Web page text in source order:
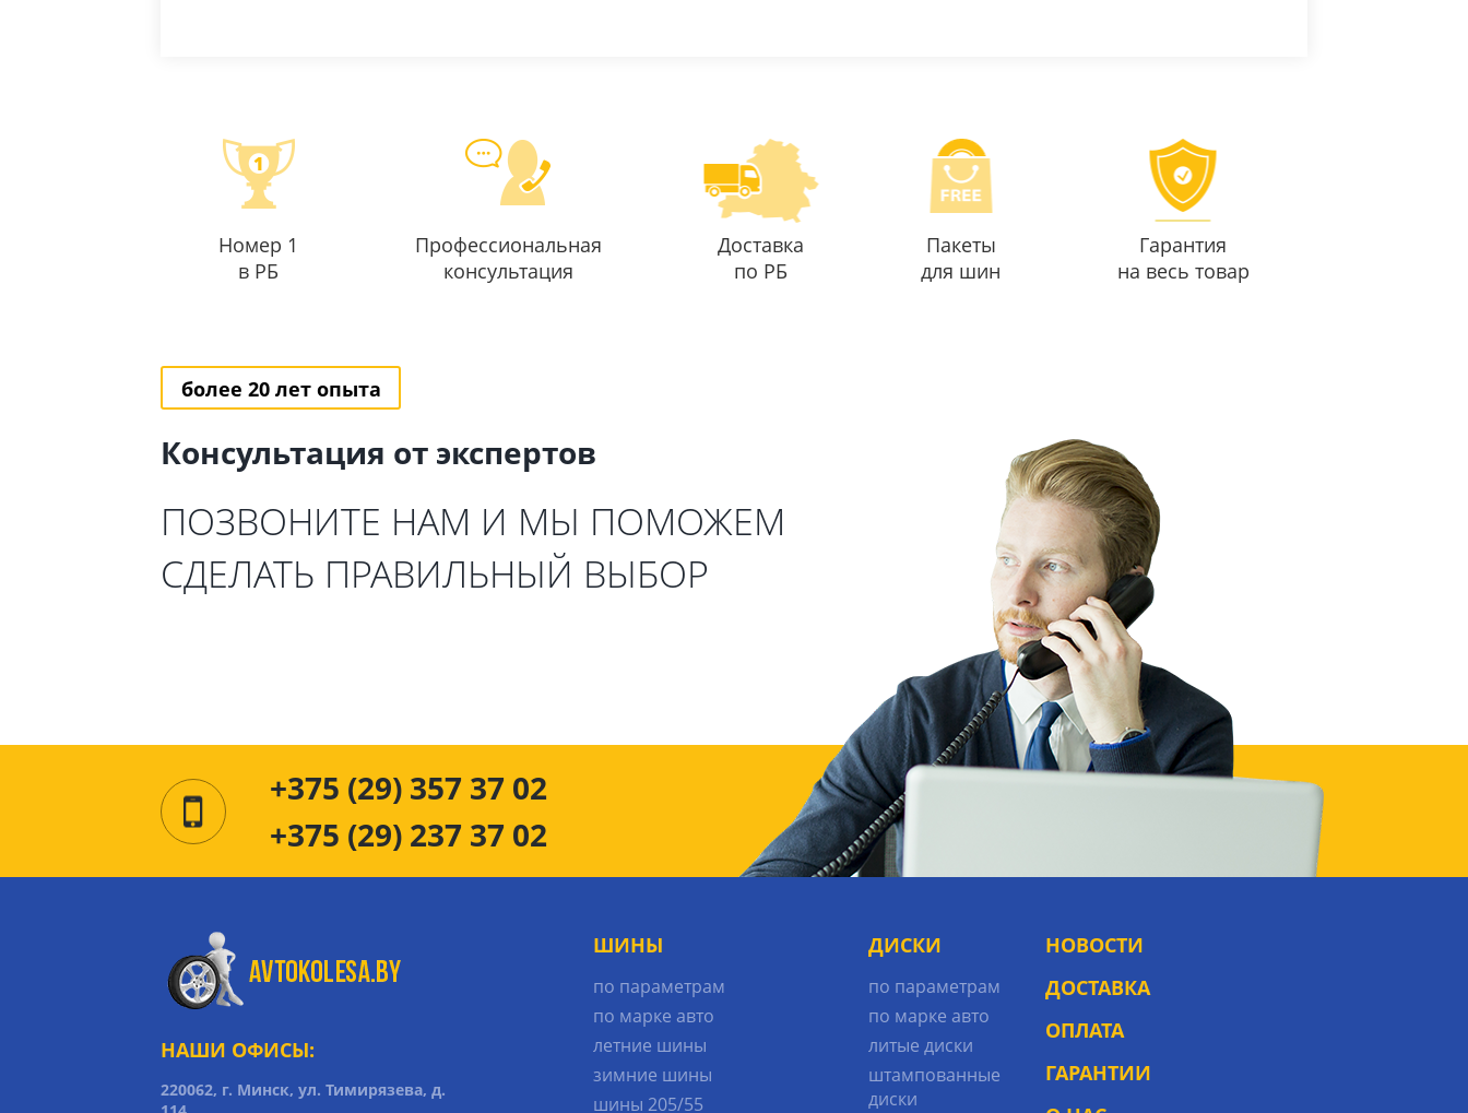
Номер 1
в РБ
Профессиональная
консультация
Доставка
по РБ
Пакеты
для шин
Гарантия
на весь товар
более 20 лет опыта
Консультация от экспертов
ПОЗВОНИТЕ НАМ И МЫ ПОМОЖЕМ
СДЕЛАТЬ ПРАВИЛЬНЫЙ ВЫБОР
+375 (29) 357 37 02
+375 (29) 237 37 02
НАШИ ОФИСЫ:
220062, г. Минск, ул. Тимирязева, д.
ШИНЫ
по параметрам
по марке авто
летние шины
зимние шины
шины 205/55
ДИСКИ
по параметрам
по марке авто
литые диски
штампованные
диски
НОВОСТИ
ДОСТАВКА
ОПЛАТА
ГАРАНТИИ